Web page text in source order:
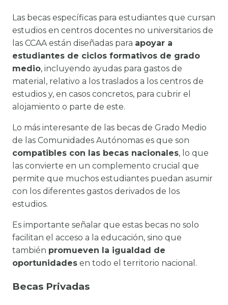
Las becas específicas para estudiantes que cursan
estudios en centros docentes no universitarios de
las CCAA están diseñadas para apoyar a
estudiantes de ciclos formativos de grado
medio, incluyendo ayudas para gastos de
material, relativo a los traslados a los centros de
estudios y, en casos concretos, para cubrir el
alojamiento o parte de este.
Lo más interesante de las becas de Grado Medio
de las Comunidades Autónomas es que son
compatibles con las becas nacionales, lo que
las convierte en un complemento crucial que
permite que muchos estudiantes puedan asumir
con los diferentes gastos derivados de los
estudios.
Es importante señalar que estas becas no solo
facilitan el acceso a la educación, sino que
también promueven la igualdad de
oportunidades en todo el territorio nacional.
Becas Privadas